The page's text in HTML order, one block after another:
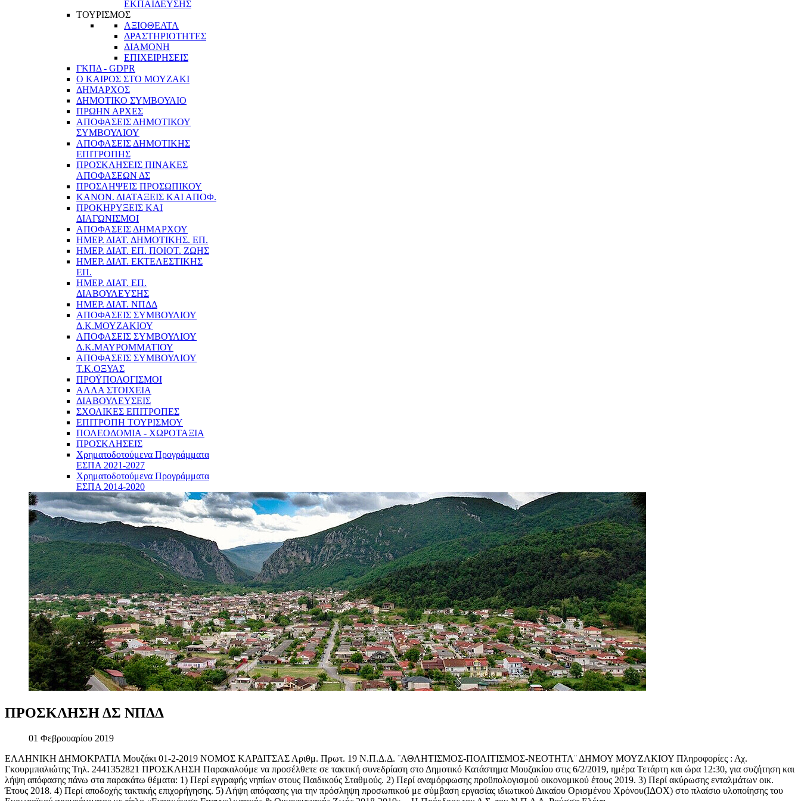
ΕΚΠΑΙΔΕΥΣΗΣ
ΤΟΥΡΙΣΜΟΣ
ΑΞΙΟΘΕΑΤΑ
ΔΡΑΣΤΗΡΙΟΤΗΤΕΣ
ΔΙΑΜΟΝΗ
ΕΠΙΧΕΙΡΗΣΕΙΣ
ΓΚΠΔ - GDPR
Ο ΚΑΙΡΟΣ ΣΤΟ ΜΟΥΖΑΚΙ
ΔΗΜΑΡΧΟΣ
ΔΗΜΟΤΙΚΟ ΣΥΜΒΟΥΛΙΟ
ΠΡΩΗΝ ΑΡΧΕΣ
ΑΠΟΦΑΣΕΙΣ ΔΗΜΟΤΙΚΟΥ
ΣΥΜΒΟΥΛΙΟΥ
ΑΠΟΦΑΣΕΙΣ ΔΗΜΟΤΙΚΗΣ
ΕΠΙΤΡΟΠΗΣ
ΠΡΟΣΚΛΗΣΕΙΣ ΠΙΝΑΚΕΣ
ΑΠΟΦΑΣΕΩΝ ΔΣ
ΠΡΟΣΛΗΨΕΙΣ ΠΡΟΣΩΠΙΚΟΥ
ΚΑΝΟΝ. ΔΙΑΤΑΞΕΙΣ ΚΑΙ ΑΠΟΦ.
ΠΡΟΚΗΡΥΞΕΙΣ ΚΑΙ
ΔΙΑΓΩΝΙΣΜΟΙ
ΑΠΟΦΑΣΕΙΣ ΔΗΜΑΡΧΟΥ
ΗΜΕΡ. ΔΙΑΤ. ΔΗΜΟΤΙΚΗΣ. ΕΠ.
ΗΜΕΡ. ΔΙΑΤ. ΕΠ. ΠΟΙOΤ. ΖΩΗΣ
ΗΜΕΡ. ΔΙΑΤ. ΕΚΤΕΛΕΣΤΙΚΗΣ
ΕΠ.
ΗΜΕΡ. ΔΙΑΤ. ΕΠ.
ΔΙΑΒΟΥΛΕΥΣΗΣ
ΗΜΕΡ. ΔΙΑΤ. ΝΠΔΔ
ΑΠΟΦΑΣΕΙΣ ΣΥΜΒΟΥΛΙΟΥ
Δ.Κ.ΜΟΥΖΑΚΙΟΥ
ΑΠΟΦΑΣΕΙΣ ΣΥΜΒΟΥΛΙΟΥ
Δ.Κ.ΜΑΥΡΟΜΜΑΤΙΟΥ
ΑΠΟΦΑΣΕΙΣ ΣΥΜΒΟΥΛΙΟΥ
Τ.Κ.ΟΞΥΑΣ
ΠΡΟΫΠΟΛΟΓΙΣΜΟΙ
ΑΛΛΑ ΣΤΟΙΧΕΙΑ
ΔΙΑΒΟΥΛΕΥΣΕΙΣ
ΣΧΟΛΙΚΕΣ ΕΠΙΤΡΟΠΕΣ
ΕΠΙΤΡΟΠΗ ΤΟΥΡΙΣΜΟΥ
ΠΟΛΕΟΔΟΜΙΑ - ΧΩΡΟΤΑΞΙΑ
ΠΡΟΣΚΛΗΣΕΙΣ
Χρηματοδοτούμενα Προγράμματα
ΕΣΠΑ 2021-2027
Χρηματοδοτούμενα Προγράμματα
ΕΣΠΑ 2014-2020
ΠΡΟΣΚΛΗΣΗΔΣ ΝΠΔΔ
01 Φεβρουαρίου 2019
ΕΛΛΗΝΙΚΗ ΔΗΜΟΚΡΑΤΙΑ Μουζάκι 01-2-2019 ΝΟΜΟΣ ΚΑΡΔΙΤΣΑΣ Αριθμ. Πρωτ. 19 Ν.Π.Δ.Δ. ¨ΑΘΛΗΤΙΣΜΟΣ-ΠΟΛΙΤΙΣΜΟΣ-ΝΕΟΤΗΤΑ¨ ΔΗΜΟΥ ΜΟΥΖΑΚΙΟΥ Πληροφορίες : Αχ.
Γκουρμπαλιώτης Τηλ. 2441352821 ΠΡΟΣΚΛΗΣΗ Παρακαλούμε να προσέλθετε σε τακτική συνεδρίαση στο Δημοτικό Κατάστημα Μουζακίου στις 6/2/2019, ημέρα Τετάρτη και ώρα 12:30, για συζήτηση και
λήψη απόφασης πάνω στα παρακάτω θέματα: 1) Περί εγγραφής νηπίων στους Παιδικούς Σταθμούς. 2) Περί αναμόρφωσης προϋπολογισμού οικονομικού έτους 2019. 3) Περί ακύρωσης ενταλμάτων οικ.
Έτους 2018. 4) Περί αποδοχής τακτικής επιχορήγησης. 5) Λήψη απόφασης για την πρόσληψη προσωπικού με σύμβαση εργασίας ιδιωτικού Δικαίου Ορισμένου Χρόνου(ΙΔΟΧ) στο πλαίσιο υλοποίησης του